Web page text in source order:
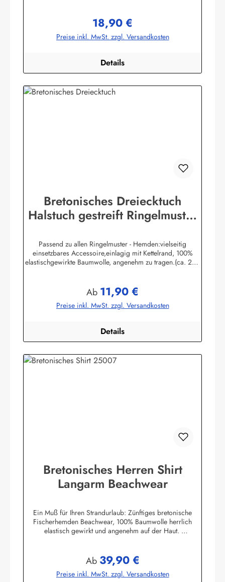
GmbHHeglitzer Str. 1226409 Wittmundinfo@modas-
bekleidung.de
Regulärer Preis:
18,90 €
Preise inkl. MwSt. zzgl. Versandkosten
Details
Bretonisches Dreiecktuch
Halstuch gestreift Ringelmuster
Passend zu allen Ringelmuster - Hemden:vielseitig
einsetzbares Accessoire,einlagig mit Kettelrand, 100%
elastischgewirkte Baumwolle, angenehm zu tragen.(ca. 225
Bekleidungswerk GmbHHeglitzer Str. 1226409
Wittmundinfo@modas-bekleidung.de
Regulärer Preis:
Ab 11,90 €
Preise inkl. MwSt. zzgl. Versandkosten
Details
Bretonisches Herren Shirt
Langarm Beachwear
Ein Muß für Ihren Strandurlaub: Zünftiges bretonische
Fischerhemden Beachwear, 100% Baumwolle herrlich
elastisch gewirkt und angenehm auf der Haut.
bekleidung.de
Regulärer Preis:
Ab 39,90 €
Preise inkl. MwSt. zzgl. Versandkosten